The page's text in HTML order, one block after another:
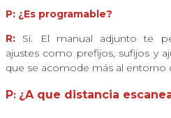
P: ¿Es programable?
R: Si. El manual adjunto te
ajustes como prefijos, sufijos y
que se acomode más al entorno
P: ¿A que distancia